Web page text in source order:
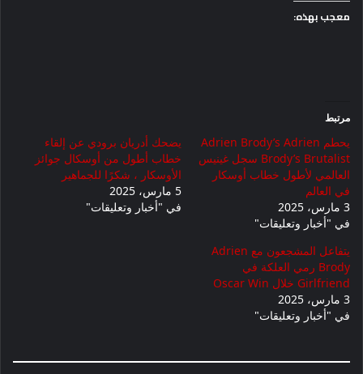
معجب بهذه:
مرتبط
يحطم Adrien Brody’s Adrien
Brody’s Brutalist سجل غينيس
العالمي لأطول خطاب أوسكار
في العالم
3 مارس، 2025
في "أخبار وتعليقات"
يضحك أدريان برودي عن إلقاء
خطاب أطول من أوسكال جوائز
الأوسكار ، شكرًا للجماهير
5 مارس، 2025
في "أخبار وتعليقات"
يتفاعل المشجعون مع Adrien
Brody رمي العلكة في
Girlfriend خلال Oscar Win
3 مارس، 2025
في "أخبار وتعليقات"